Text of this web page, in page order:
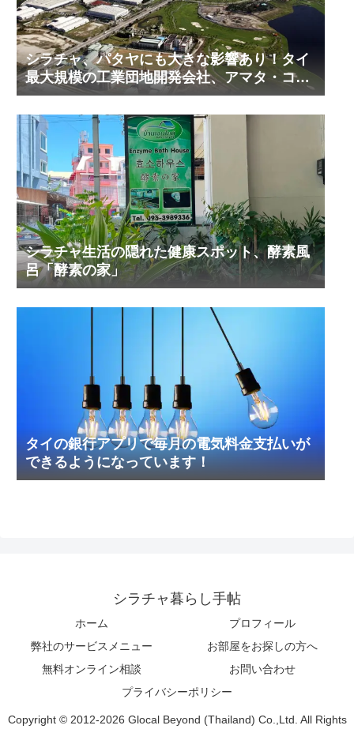
シラチャ、パタヤにも大きな影響あり！タイ
最大規模の工業団地開発会社、アマタ・コー
ポレーションの工業団地の今！その２
シラチャ生活の隠れた健康スポット、酵素風
呂「酵素の家」
タイの銀行アプリで毎月の電気料金支払いが
できるようになっています！
シラチャ暮らし手帖
ホーム
プロフィール
弊社のサービスメニュー
お部屋をお探しの方へ
無料オンライン相談
お問い合わせ
プライバシーポリシー
Copyright © 2012-2026 Glocal Beyond (Thailand) Co.,Ltd. All Rights